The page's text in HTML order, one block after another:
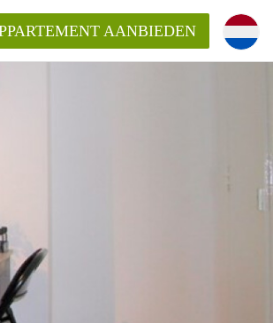
AANBIEDEN